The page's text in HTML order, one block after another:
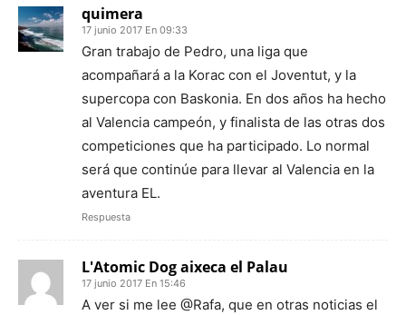
quimera
17 junio 2017 En 09:33
Gran trabajo de Pedro, una liga que
acompañará a la Korac con el Joventut, y la
supercopa con Baskonia. En dos años ha hecho
al Valencia campeón, y finalista de las otras dos
competiciones que ha participado. Lo normal
será que continúe para llevar al Valencia en la
aventura EL.
Respuesta
L'Atomic Dog aixeca el Palau
17 junio 2017 En 15:46
A ver si me lee @Rafa, que en otras noticias el